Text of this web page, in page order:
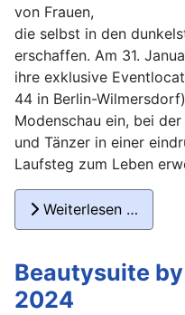
von Frauen,
die selbst in den
erschaffen. Am 31.
ihre exklusive
44 in Berlin-
Modenschau ein, bei
und Tänzer in einer
Laufsteg zum Leben
Weiterlesen …
Beautysuite
2024